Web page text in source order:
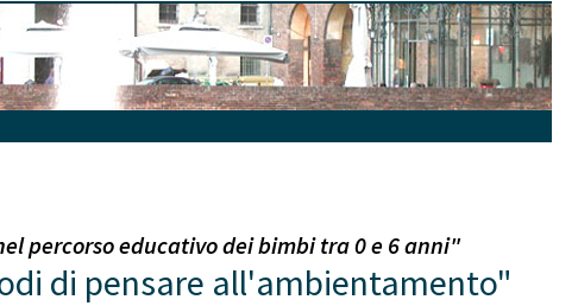
percorso educativo dei bimbi tra 0 e 6 anni"
di pensare all'ambientamento"